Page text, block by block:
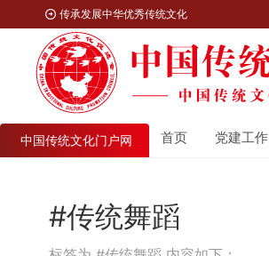
传承发展中华优秀传统文化
中国传统文化门户网 首页 党建工作
#传统舞蹈